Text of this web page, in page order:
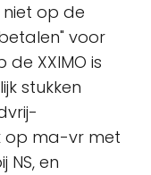
niet op de
voor
XXIMO is
stukken
op ma-vr met
NS, en